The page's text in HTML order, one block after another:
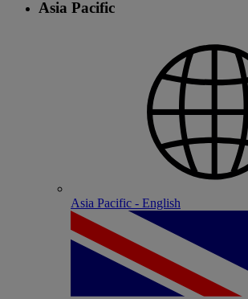
Asia Pacific
Asia Pacific - English